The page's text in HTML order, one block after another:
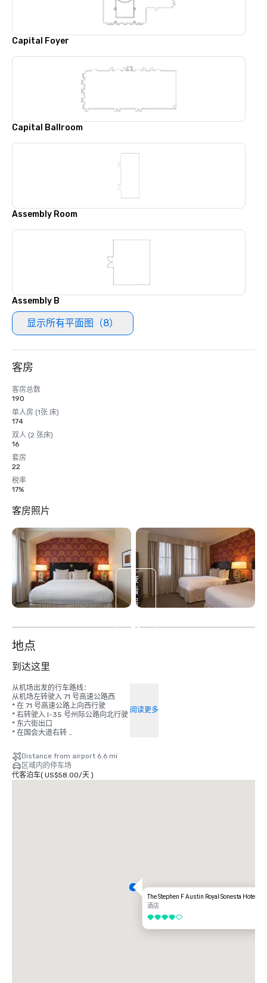
Capital Foyer
Capital Ballroom
Assembly Room
Assembly B
显示所有平面图（8）
客房
客房总数
190
单人房 (1张 床)
174
双人 (2 张床)
16
套房
22
税率
17%
客房照片
查
看
另
20
地点
到达这里
从机场出发的行车路线：
从机场左转驶入 71 号高速公路西
* 在 71 号高速公路上向西行驶
* 右转驶入 I-35 号州际公路向北行驶
* 东六街出口
* 在国会大道右转
阅读更多
Distance from airport 6.6 mi
区域内的停车场
代客泊车( US$58.00/天)
The Stephen F Austin Royal Sonesta Hotel
酒店
4/5